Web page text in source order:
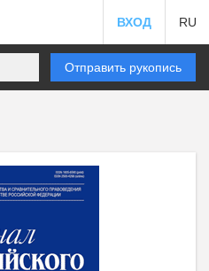
ВХОД RU
Отправить рукопись